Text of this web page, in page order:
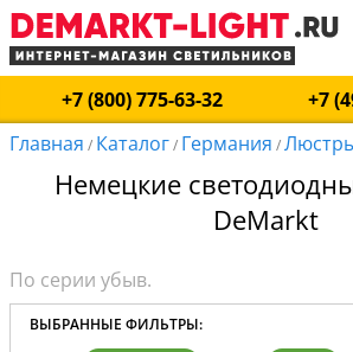
+7 (800) 775-63-32
+7
Главная / Каталог/ Германия /
Немецкие
DeMarkt
ВЫБРАННЫЕ ФИЛЬТРЫ: